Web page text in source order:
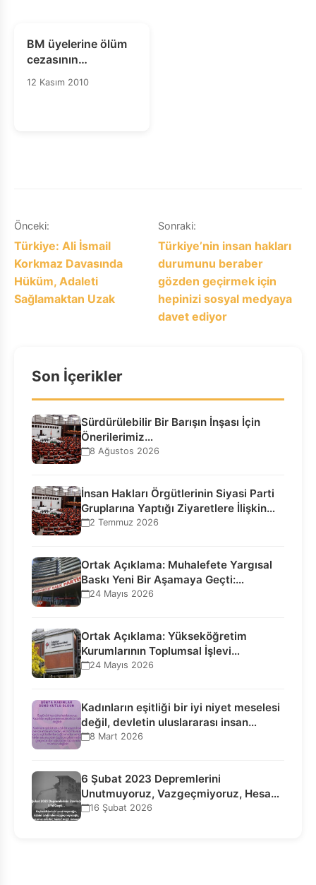
BM üyelerine ölüm
cezasının
uygulanmasına dair
12 Kasım 2010
Yazı
gezinmesi
Önceki:
Türkiye: Ali İsmail
Korkmaz Davasında
Hüküm, Adaleti
Sağlamaktan Uzak
Sonraki:
Türkiye’nin insan hakları
durumunu beraber
gözden geçirmek için
hepinizi sosyal medyaya
davet ediyor
Son İçerikler
Sürdürülebilir Bir Barışın İnşası İçin
Önerilerimiz…
8 Ağustos 2026
İnsan Hakları Örgütlerinin Siyasi Parti
Gruplarına Yaptığı Ziyaretlere İlişkin
Bilgilendirme…
2 Temmuz 2026
Ortak Açıklama: Muhalefete Yargısal
Baskı Yeni Bir Aşamaya Geçti:
Seçilmiş…
24 Mayıs 2026
Ortak Açıklama: Yükseköğretim
Kurumlarının Toplumsal İşlevi
Kurucularının Ticari Akıbetine
24 Mayıs 2026
Kadınların eşitliği bir iyi niyet meselesi
değil, devletin uluslararası insan…
8 Mart 2026
6 Şubat 2023 Depremlerini
Unutmuyoruz, Vazgeçmiyoruz, Hesap
Sorulmasını İstiyoruz!
16 Şubat 2026